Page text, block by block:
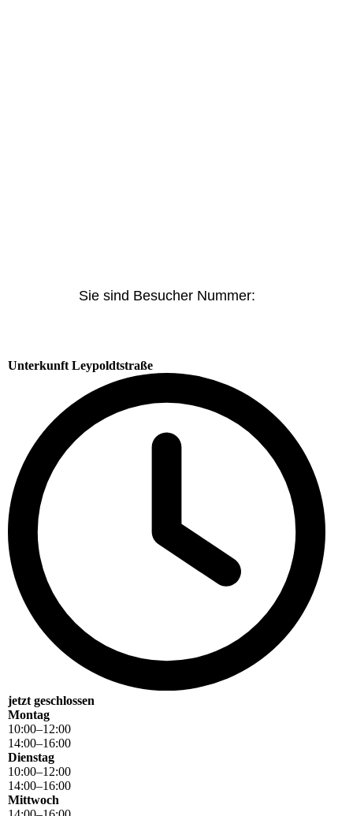
Sie sind Besucher Nummer:
Unterkunft Leypoldtstraße
jetzt geschlossen
Montag
10:00–12:00
14:00–16:00
Dienstag
10:00–12:00
14:00–16:00
Mittwoch